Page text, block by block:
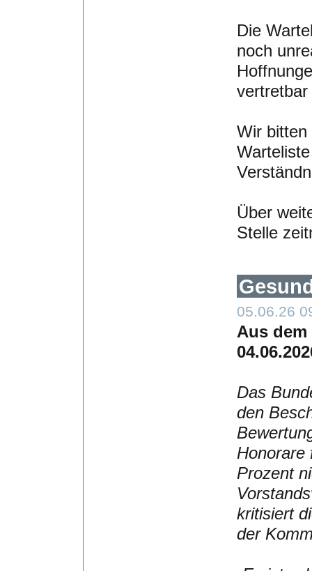
Die
noch
Wir bitten
Über
Stelle
05.06.26
Aus
Das
den
Honorare
Prozent
kritisiert
der